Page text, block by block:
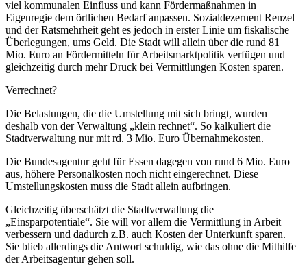
viel kommunalen Einfluss und kann Fördermaßnahmen in
Eigenregie dem örtlichen Bedarf anpassen. Sozialdezernent Renzel
und der Ratsmehrheit geht es jedoch in erster Linie um fiskalische
Überlegungen, ums Geld. Die Stadt will allein über die rund 81
Mio. Euro an Fördermitteln für Arbeitsmarktpolitik verfügen und
gleichzeitig durch mehr Druck bei Vermittlungen Kosten sparen.
Verrechnet?
Die Belastungen, die die Umstellung mit sich bringt, wurden
deshalb von der Verwaltung „klein rechnet“. So kalkuliert die
Stadtverwaltung nur mit rd. 3 Mio. Euro Übernahmekosten.
Die Bundesagentur geht für Essen dagegen von rund 6 Mio. Euro
aus, höhere Personalkosten noch nicht eingerechnet. Diese
Umstellungskosten muss die Stadt allein aufbringen.
Gleichzeitig überschätzt die Stadtverwaltung die
„Einsparpotentiale“. Sie will vor allem die Vermittlung in Arbeit
verbessern und dadurch z.B. auch Kosten der Unterkunft sparen.
Sie blieb allerdings die Antwort schuldig, wie das ohne die Mithilfe
der Arbeitsagentur gehen soll.